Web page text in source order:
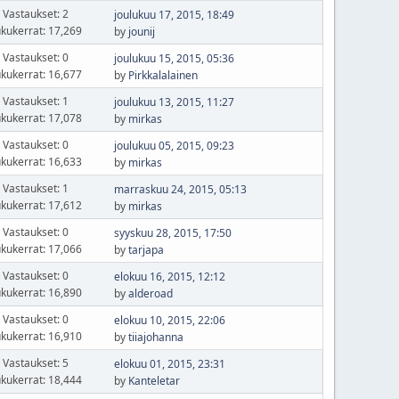
Vastaukset: 2
17,269
joulukuu 17, 2015, 18:49
by jounij
Vastaukset: 0
16,677
joulukuu 15, 2015, 05:36
by Pirkkalalainen
Vastaukset: 1
17,078
joulukuu 13, 2015, 11:27
by mirkas
Vastaukset: 0
16,633
joulukuu 05, 2015, 09:23
by mirkas
Vastaukset: 1
17,612
marraskuu 24, 2015, 05:13
by mirkas
Vastaukset: 0
17,066
syyskuu 28, 2015, 17:50
bytarjapa
Vastaukset: 0
16,890
elokuu 16, 2015, 12:12
byalderoad
Vastaukset: 0
16,910
elokuu 10, 2015, 22:06
bytiiajohanna
Vastaukset: 5
18,444
elokuu 01, 2015, 23:31
by Kanteletar